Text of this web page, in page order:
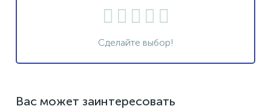
Сделайте выбор!
Вас может заинтересовать